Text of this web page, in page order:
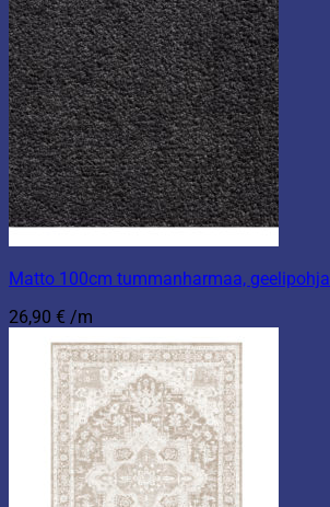
Matto 100cm tummanharmaa, geelipohja
26,90 € /m